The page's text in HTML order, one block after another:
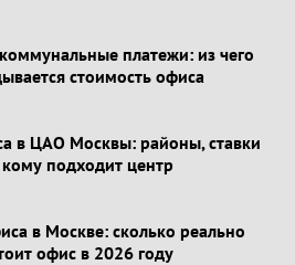
платежи: из чего
стоимость офиса
в ЦАО Москвы: районы, ставки
подходит центр
в Москве: сколько реально
офис в 2026 году